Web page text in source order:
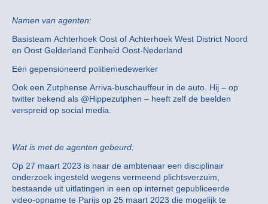
Namen van agenten:
Basisteam Achterhoek Oost of Achterhoek West District Noord
en Oost Gelderland Eenheid Oost-Nederland
Eén gepensioneerd politiemedewerker
Ook een Zutphense Arriva-buschauffeur in de auto. Hij – op
twitter bekend als @Hippezutphen – heeft zelf de beelden
verspreid op social media.
Wat is met de agenten gebeurd:
Op 27 maart 2023 is naar de ambtenaar een disciplinair
onderzoek ingesteld wegens vermeend plichtsverzuim,
bestaande uit uitlatingen in een op internet gepubliceerde
video-opname te Parijs op 25 maart 2023 die mogelijk te